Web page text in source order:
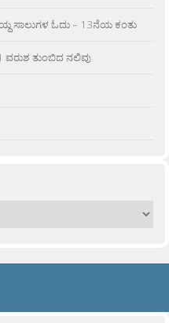
ಸಾಲುಗಳ ಓದು – 13ನೆಯ ಕಂತು
ತುಂಬಿದ ನಲಿವು